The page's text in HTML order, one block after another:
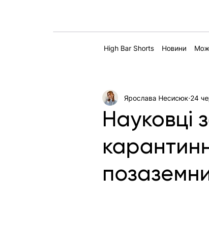
High Bar Shorts Новини
Науковці
Ярослава Несисюк 24